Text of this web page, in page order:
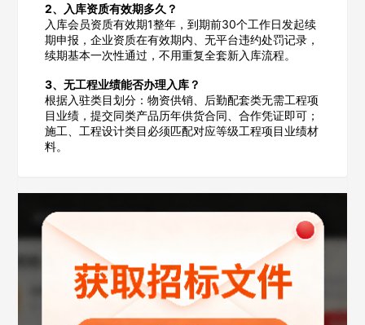
2、入库资质有效期多久？
入库会员资质有效期1整年，到期前30个工作日发起续
期申报，企业资质在有效期内、无平台违约处罚记录，
续期基本一次性通过，不用重复全套新入库流程。
3、无工程业绩能否办理入库？
根据入驻类目划分：物资供销、后勤配套类无需工程项
目业绩，提交同类产品历年供货合同、合作凭证即可；
施工、工程设计类目必须匹配对应等级工程项目业绩材
料。
经办人
联系方式
填写联系电话后会有服务中心的工作人员给您致电！